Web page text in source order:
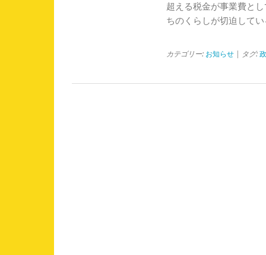
超える税金が事業費と
ちのくらしが切迫して
カテゴリー: お知らせ| タグ: